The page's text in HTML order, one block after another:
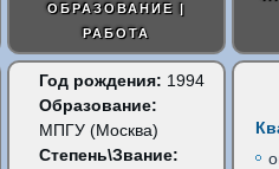
ОБРАЗОВАНИЕ |
РАБОТА
Год рождения: 1994
Образование:
МПГУ (Москва)
Степень\Звание: